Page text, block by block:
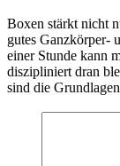
Boxen stärkt nicht
gutes Ganzkörper-
einer Stunde kann
diszipliniert dran
sind die